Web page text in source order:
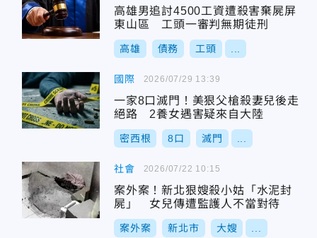
高雄男追討4500工資遭殺害棄屍屏
東山區 工頭一審判無期徒刑
高雄 債務 工頭
國際
一家8口滅門！美狠父槍殺妻兒後走
絕路 2養女遇害疑來自大陸
密西根 8口 滅門
2026/07/29 13:39
社會
案外案！新北狠嫂殺小姑「水泥封
屍」 女兒傳遭監護人不當對待
案外案 新北市 大嫂
2026/07/22 10:15